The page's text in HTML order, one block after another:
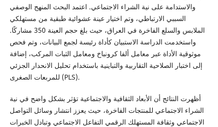
والاستدامة على نية الشراء الاجتماعي. اعتمد البحث المنهج الوصفي
السببي الارتباطي، وتم اختيار عينة عشوائية طبقية من مستهلكي
الملابس والسلع الفاخرة في العراق، حيث بلغ حجم العينة 350 مشاركًا.
واستخدمت الدراسة الاستبيان كأداة رئيسة لجمع البيانات، وتم فحص
موثوقية الأداة عبر معامل ألفا كرونباخ ومعامل الثبات المركب، إضافة
إلى اختبار الصلاحية التقاربية والتباينية باستخدام تحليل الانحدار الجزئي
للمربعات الصغرى (PLS).
أظهرت النتائج أن الأبعاد الثقافية والاجتماعية تؤثر بشكل واضح في نية
الشراء الاجتماعي للمنتجات الفاخرة، حيث يعزز انتشار وسائل التواصل
الاجتماعي وثقافة المستهلك الرقمي التفاعل الاجتماعي وتبادل الخبرات